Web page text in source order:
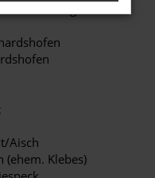
an folgenden
Aisch
(ehem. Klebes)